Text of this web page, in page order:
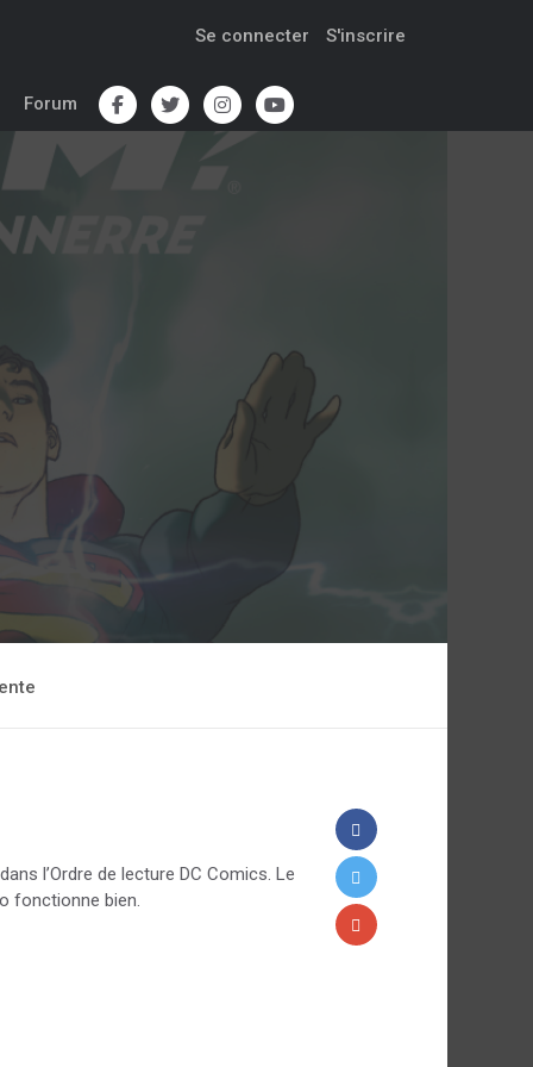
Se connecter S'inscrire
Forum
l’Ordre de lecture DC Comics. Le
fonctionne bien.